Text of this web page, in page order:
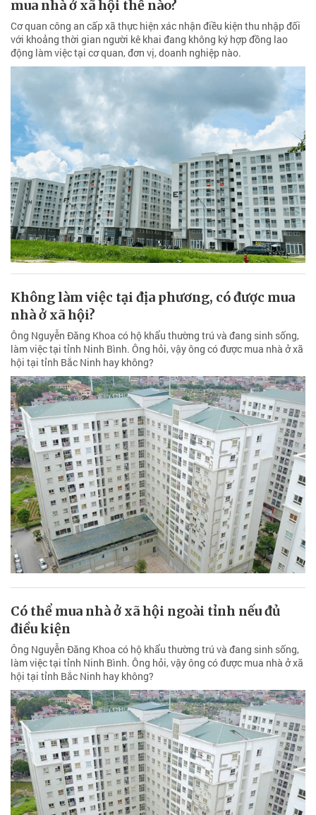
mua nhà ở xã hội thế nào?
Cơ quan công an cấp xã thực hiện xác nhận điều kiện thu nhập đối
với khoảng thời gian người kê khai đang không ký hợp đồng lao
động làm việc tại cơ quan, đơn vị, doanh nghiệp nào.
Không làm việc tại địa phương, có được mua
nhà ở xã hội?
Ông Nguyễn Đăng Khoa có hộ khẩu thường trú và đang sinh sống,
làm việc tại tỉnh Ninh Bình. Ông hỏi, vậy ông có được mua nhà ở xã
hội tại tỉnh Bắc Ninh hay không?
Có thể mua nhà ở xã hội ngoài tỉnh nếu đủ
điều kiện
Ông Nguyễn Đăng Khoa có hộ khẩu thường trú và đang sinh sống,
làm việc tại tỉnh Ninh Bình. Ông hỏi, vậy ông có được mua nhà ở xã
hội tại tỉnh Bắc Ninh hay không?